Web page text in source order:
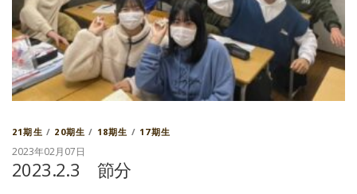
21期生 / 20期生 / 18期生 / 17期生
2023年02月07日
2023.2.3 節分